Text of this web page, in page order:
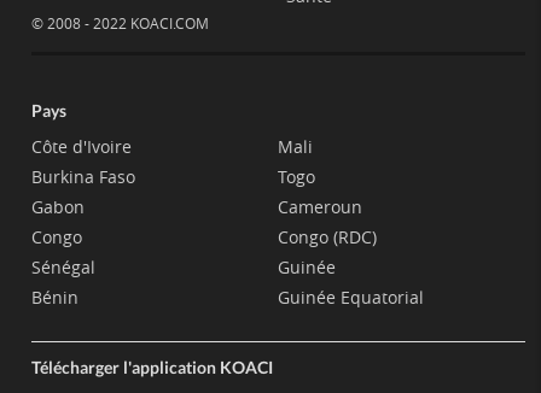
© 2008 - 2022 KOACI.COM
Pays
Côte d'Ivoire
Burkina Faso
Gabon
Congo
Sénégal
Bénin
Mali
Togo
Cameroun
Congo (RDC)
Guinée
Guinée Equatorial
Télécharger l'application KOACI